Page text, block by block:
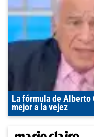
La fórmula de
mejor a la vejez